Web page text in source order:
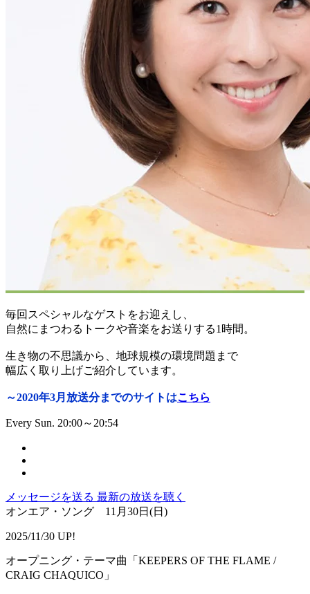
毎回スペシャルなゲストをお迎えし、
自然にまつわるトークや音楽をお送りする1時間。
生き物の不思議から、地球規模の環境問題まで
幅広く取り上げご紹介しています。
～2020年3月放送分までのサイトはこちら
Every Sun. 20:00～20:54
メッセージを送る 最新の放送を聴く
オンエア・ソング 11月30日(日)
2025/11/30 UP!
オープニング・テーマ曲「KEEPERS OF THE FLAME /
CRAIG CHAQUICO」